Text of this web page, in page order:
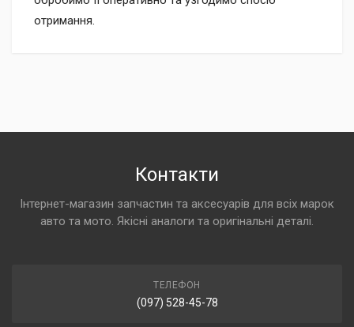
отримання.
Контакти
Інтернет-магазин запчастин та аксесуарів для всіх марок
авто та мото. Якісні аналоги та оригінальні деталі.
ТЕЛЕФОН
(097) 528-45-78